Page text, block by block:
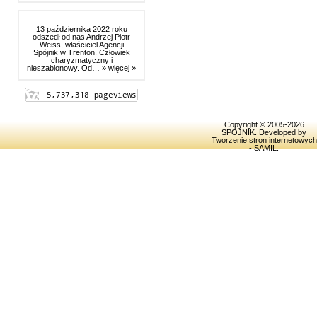
13 października 2022 roku
odszedł od nas Andrzej Piotr
Weiss, właściciel Agencji
Spójnik w Trenton. Człowiek
charyzmatyczny i
nieszablonowy. Od… » więcej »
Copyright © 2005-2026
SPOJNIK . Developed by
Tworzenie stron internetowych
- SAMIL.